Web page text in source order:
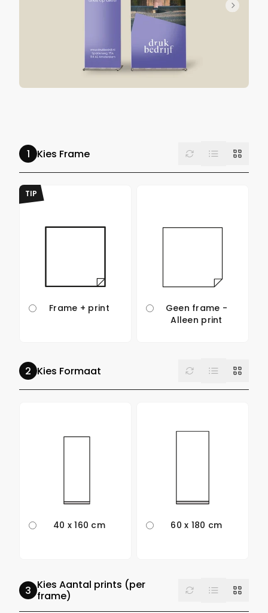
Kies Frame Reset List Grid
TIP
Frame + print
Geen frame -
Alleen print
Kies Formaat Reset List Grid
40 x 160 cm 60 x 180 cm
Kies Aantal prints (per
frame)
Reset List Grid